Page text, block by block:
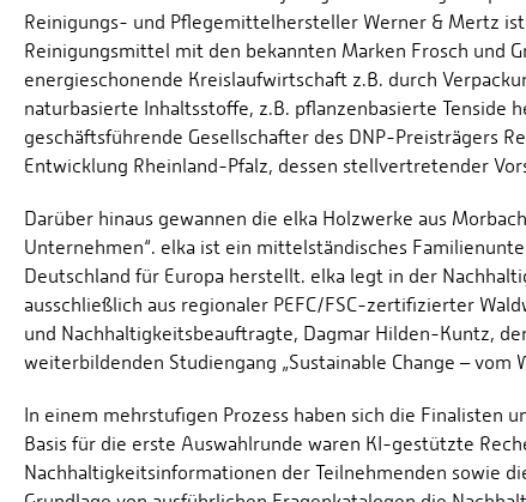
Reinigungs- und Pflegemittelhersteller Werner & Mertz
Reinigungsmittel mit den bekannten Marken Frosch und
energieschonende Kreislaufwirtschaft z.B. durch
naturbasierte Inhaltsstoffe, z.B. pflanzenbasierte Tenside
geschäftsführende Gesellschafter des DNP-Preisträgers
Entwicklung Rheinland-Pfalz, dessen stellvertretender
Darüber hinaus gewannen die elka Holzwerke aus
Unternehmen“. elka ist ein mittelständisches
Deutschland für Europa herstellt. elka legt in der
ausschließlich aus regionaler PEFC/FSC-zertifizierter
und Nachhaltigkeitsbeauftragte, Dagmar Hilden-Kuntz,
weiterbildenden Studiengang „Sustainable Change – vom
In einem mehrstufigen Prozess haben sich die Finalisten
Basis für die erste Auswahlrunde waren KI-gestützte
Nachhaltigkeitsinformationen der Teilnehmenden sowie